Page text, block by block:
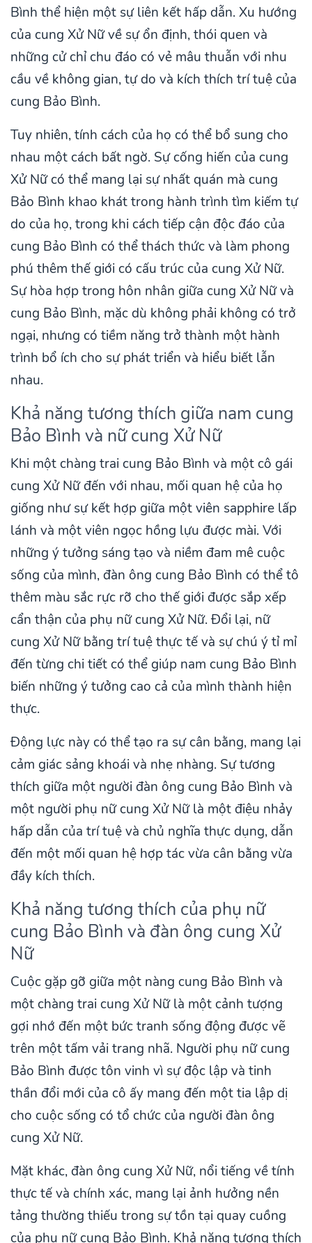
Bình thể hiện một sự liên kết hấp dẫn. Xu hướng
của cung Xử Nữ về sự ổn định, thói quen và
những cử chỉ chu đáo có vẻ mâu thuẫn với nhu
cầu về không gian, tự do và kích thích trí tuệ của
cung Bảo Bình.
Tuy nhiên, tính cách của họ có thể bổ sung cho
nhau một cách bất ngờ. Sự cống hiến của cung
Xử Nữ có thể mang lại sự nhất quán mà cung
Bảo Bình khao khát trong hành trình tìm kiếm tự
do của họ, trong khi cách tiếp cận độc đáo của
cung Bảo Bình có thể thách thức và làm phong
phú thêm thế giới có cấu trúc của cung Xử Nữ.
Sự hòa hợp trong hôn nhân giữa cung Xử Nữ và
cung Bảo Bình, mặc dù không phải không có trở
ngại, nhưng có tiềm năng trở thành một hành
trình bổ ích cho sự phát triển và hiểu biết lẫn
nhau.
Khả năng tương thích giữa nam cung
Bảo Bình và nữ cung Xử Nữ
Khi một chàng trai cung Bảo Bình và một cô gái
cung Xử Nữ đến với nhau, mối quan hệ của họ
giống như sự kết hợp giữa một viên sapphire lấp
lánh và một viên ngọc hồng lựu được mài. Với
những ý tưởng sáng tạo và niềm đam mê cuộc
sống của mình, đàn ông cung Bảo Bình có thể tô
thêm màu sắc rực rỡ cho thế giới được sắp xếp
cẩn thận của phụ nữ cung Xử Nữ. Đổi lại, nữ
cung Xử Nữ bằng trí tuệ thực tế và sự chú ý tỉ mỉ
đến từng chi tiết có thể giúp nam cung Bảo Bình
biến những ý tưởng cao cả của mình thành hiện
thực.
Động lực này có thể tạo ra sự cân bằng, mang lại
cảm giác sảng khoái và nhẹ nhàng. Sự tương
thích giữa một người đàn ông cung Bảo Bình và
một người phụ nữ cung Xử Nữ là một điệu nhảy
hấp dẫn của trí tuệ và chủ nghĩa thực dụng, dẫn
đến một mối quan hệ hợp tác vừa cân bằng vừa
đầy kích thích.
Khả năng tương thích của phụ nữ
cung Bảo Bình và đàn ông cung Xử
Nữ
Cuộc gặp gỡ giữa một nàng cung Bảo Bình và
một chàng trai cung Xử Nữ là một cảnh tượng
gợi nhớ đến một bức tranh sống động được vẽ
trên một tấm vải trang nhã. Người phụ nữ cung
Bảo Bình được tôn vinh vì sự độc lập và tinh
thần đổi mới của cô ấy mang đến một tia lập dị
cho cuộc sống có tổ chức của người đàn ông
cung Xử Nữ.
Mặt khác, đàn ông cung Xử Nữ, nổi tiếng về tính
thực tế và chính xác, mang lại ảnh hưởng nền
tảng thường thiếu trong sự tồn tại quay cuồng
của phụ nữ cung Bảo Bình. Khả năng tương thích